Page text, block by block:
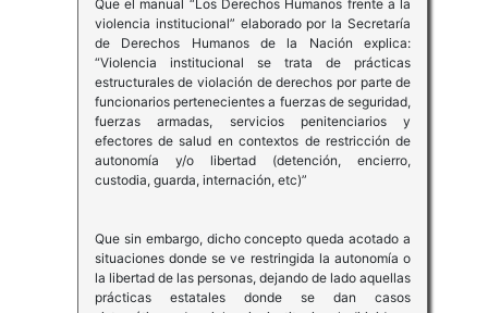
Que el manual “Los Derechos Humanos frente a la
violencia institucional” elaborado por la Secretaría
de Derechos Humanos de la Nación explica:
“Violencia institucional se trata de prácticas
estructurales de violación de derechos por parte de
funcionarios pertenecientes a fuerzas de seguridad,
fuerzas armadas, servicios penitenciarios y
efectores de salud en contextos de restricción de
autonomía y/o libertad (detención, encierro,
custodia, guarda, internación, etc)”
Que sin embargo, dicho concepto queda acotado a
situaciones donde se ve restringida la autonomía o
la libertad de las personas, dejando de lado aquellas
prácticas estatales donde se dan casos